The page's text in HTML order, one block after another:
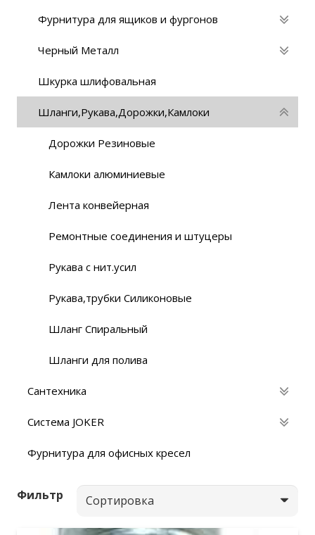
Фурнитура для ящиков и фургонов
Черный Металл
Шкурка шлифовальная
Шланги,Рукава,Дорожки,Камлоки
Дорожки Резиновые
Камлоки алюминиевые
Лента конвейерная
Ремонтные соединения и штуцеры
Рукава с нит.усил
Рукава,трубки Силиконовые
Шланг Спиральный
Шланги для полива
Сантехника
Система JOKER
Фурнитура для офисных кресел
Фильтр